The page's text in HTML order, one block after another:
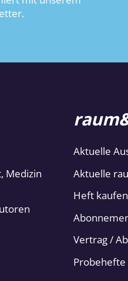
Medizin
Aktuelle
Aktuelle
Heft kaufen
Vertrag /
Probehefte